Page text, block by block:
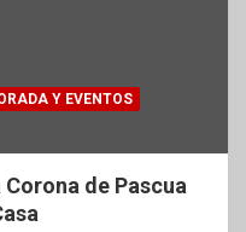
Y EVENTOS
de Pascua